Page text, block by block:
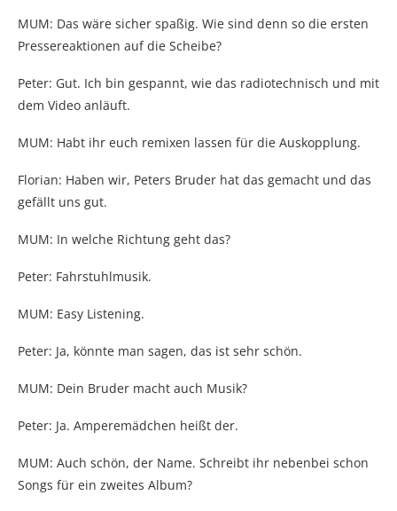
MUM: Das wäre sicher spaßig. Wie sind denn so die ersten
Pressereaktionen auf die Scheibe?
Peter: Gut. Ich bin gespannt, wie das radiotechnisch und mit
dem Video anläuft.
MUM: Habt ihr euch remixen lassen für die Auskopplung.
Florian: Haben wir, Peters Bruder hat das gemacht und das
gefällt uns gut.
MUM: In welche Richtung geht das?
Peter: Fahrstuhlmusik.
MUM: Easy Listening.
Peter: Ja, könnte man sagen, das ist sehr schön.
MUM: Dein Bruder macht auch Musik?
Peter: Ja. Amperemädchen heißt der.
MUM: Auch schön, der Name. Schreibt ihr nebenbei schon
Songs für ein zweites Album?